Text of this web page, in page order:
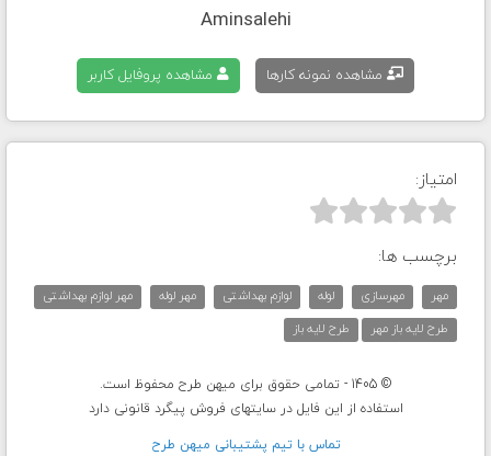
Aminsalehi
مشاهده نمونه کارها مشاهده پروفایل کاربر
امتیاز:



برچسب ها:
مهر مهرسازی لوله لوازم بهداشتی مهر لوله
مهر لوازم بهداشتی
طرح لایه باز مهر
طرح لایه باز
© 1405 - تمامی حقوق برای میهن طرح محفوظ است.
استفاده از این فایل در سایتهای فروش پیگرد قانونی دارد
تماس با تيم پشتيبانی ميهن طرح